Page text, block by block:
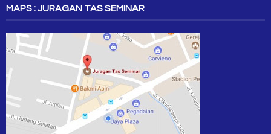
MAPS : JURAGAN TAS SEMINAR